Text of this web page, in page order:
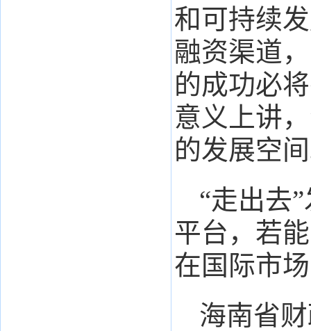
和可持续
融资渠道
的成功必
意义上讲
的发展空
“走出去
平台，若
在国际市
海南省